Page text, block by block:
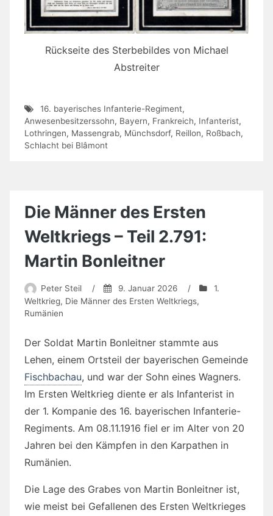
Rückseite des Sterbebildes von Michael
Abstreiter
16. bayerisches Infanterie-Regiment,
Anwesenbesitzerssohn, Bayern, Frankreich, Infanterist,
Lothringen, Massengrab, Münchsdorf, Reillon, Roßbach,
Schlacht bei Blâmont
Die Männer des Ersten
Weltkriegs – Teil 2.791:
Martin Bonleitner
Peter Steil / 9. Januar 2026 /
1.
Weltkrieg, Die Männer des Ersten Weltkriegs,
Rumänien
Der Soldat Martin Bonleitner stammte aus
Lehen, einem Ortsteil der bayerischen Gemeinde
Fischbachau, und war der Sohn eines Wagners.
Im Ersten Weltkrieg diente er als Infanterist in
der 1. Kompanie des 16. bayerischen Infanterie-
Regiments. Am 08.11.1916 fiel er im Alter von 20
Jahren bei den Kämpfen in den Karpathen in
Rumänien.
Die Lage des Grabes von Martin Bonleitner ist,
wie meist bei Gefallenen des Ersten Weltkrieges